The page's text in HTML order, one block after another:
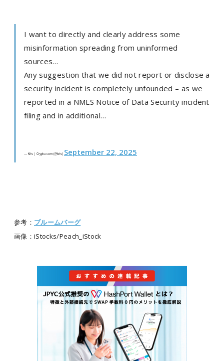
I want to directly and clearly address some
misinformation spreading from uninformed
sources…
Any suggestion that we did not report or disclose a
security incident is completely unfounded – as we
reported in a NMLS Notice of Data Security incident
filing and in additional…
— Kris | Crypto.com (@kris) September 22, 2025
参考： ブルームバーグ
画像：iStocks/Peach_iStock